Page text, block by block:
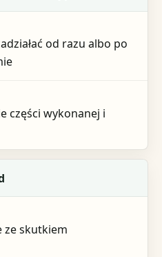
od razu albo po
części wykonanej i
ze skutkiem